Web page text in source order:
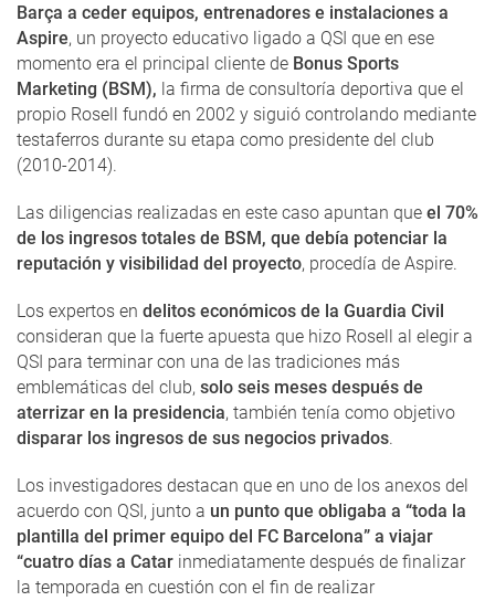
Barça a ceder equipos, entrenadores e instalaciones a
Aspire, un proyecto educativo ligado a QSI que en ese
momento era el principal cliente de Bonus Sports
Marketing (BSM), la firma de consultoría deportiva que el
propio Rosell fundó en 2002 y siguió controlando mediante
testaferros durante su etapa como presidente del club
(2010-2014).
Las diligencias realizadas en este caso apuntan que el 70%
de los ingresos totales de BSM, que debía potenciar la
reputación y visibilidad del proyecto, procedía de Aspire.
Los expertos en delitos económicos de la Guardia Civil
consideran que la fuerte apuesta que hizo Rosell al elegir a
QSI para terminar con una de las tradiciones más
emblemáticas del club, solo seis meses después de
aterrizar en la presidencia, también tenía como objetivo
disparar los ingresos de sus negocios privados.
Los investigadores destacan que en uno de los anexos del
acuerdo con QSI, junto a un punto que obligaba a “toda la
plantilla del primer equipo del FC Barcelona” a viajar
“cuatro días a Catar inmediatamente después de finalizar
la temporada en cuestión con el fin de realizar